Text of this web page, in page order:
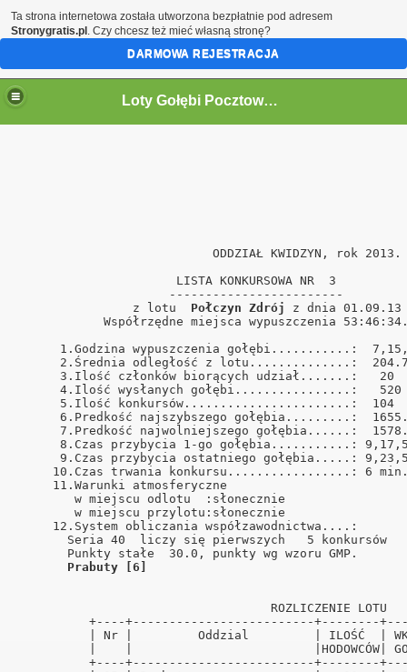
Loty Gołębi Pocztowych Oddział Kwidzyn 2011r.
ODDZIAŁ
LISTA
                z lotu
Połczyn Zdrój
z dnia
Współrzędne miejsca wypuszczenia
1.Godzina wypuszczenia
2.Średnia odległość z
3.Ilość członków biorących
4.Ilość wysłanych
5.Ilość
6.Predkość najszybszego
7.Predkość najwolniejszego
8.Czas przybycia 1-go
9.Czas przybycia ostatniego
10.Czas trwania
11.Warunki
w miejscu odlotu
w miejscu
12.System obliczania
Seria 40  liczy się
Punkty stałe  30.0,
Prabuty [6]
+----+-------------------------
| Nr |         Oddzial         | ILOŚĆ
|    |
+----+-------------------------
Ta strona internetowa została utworzona bezpłatnie pod adresem
Stronygratis.pl . Czy chcesz też mieć własną stronę?
DARMOWA REJESTRACJA